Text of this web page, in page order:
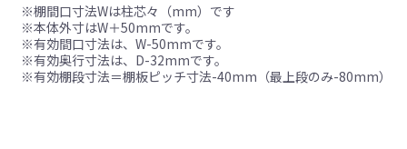
※棚間口寸法Wは柱芯々（mm）です
※本体外寸はW＋50mmです。
※有効間口寸法は、W-50mmです。
※有効奥行寸法は、D-32mmです。
※有効棚段寸法＝棚板ピッチ寸法-40mm（最上段のみ-80mm）